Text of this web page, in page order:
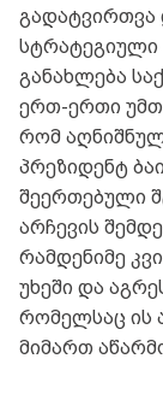
გადატვირთვა
განახლება
ერთ-ერთი
რომ
პრეზიდენტ
შეერთებული
არჩევის
რამდენიმე
უხეში და
რომელსაც ის
მიმართ